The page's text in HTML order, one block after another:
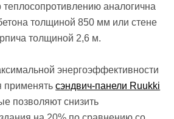
аналогична
толщиной 850 мм или стене
толщиной 2,6 м.
энергоэффективности
применятьсэндвич-панели Ruukki
позволяют снизить